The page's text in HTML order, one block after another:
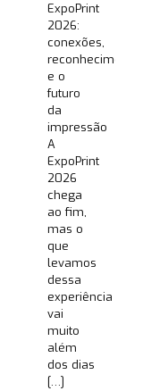
ExpoPrint
2026:
conexões,
reconhecimento
e o
futuro
da
impressão
A
ExpoPrint
2026
chega
ao fim,
mas o
que
levamos
dessa
experiência
vai
muito
além
dos dias
[…]